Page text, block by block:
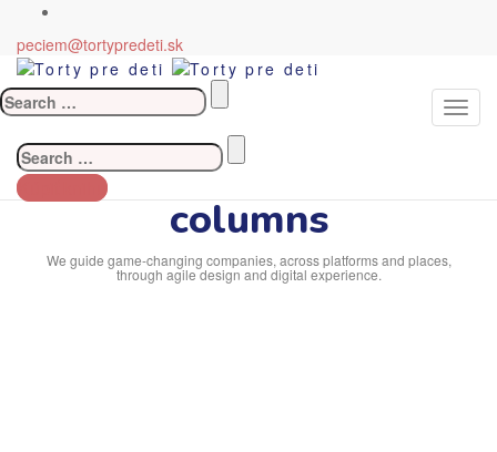
peciem@tortypredeti.sk
Search
for:
Search
for:
Kúpiť knihu
Welcome to Sway
Grid minimal portfolio 4
columns
We guide game-changing companies, across platforms and places,
through agile design and digital experience.